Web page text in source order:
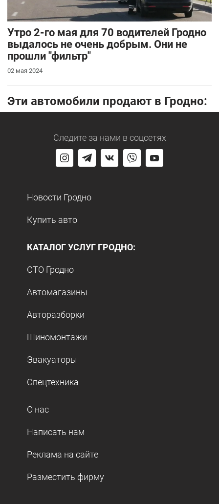
Утро 2-го мая для 70 водителей Гродно
выдалось не очень добрым. Они не
прошли "фильтр"
02 мая 2024
Эти автомобили продают в Гродно:
Следите за нами в соцсетях
Новости Гродно
Купить авто
КАТАЛОГ УСЛУГ ГРОДНО:
СТО Гродно
Автомагазины
Авторазборки
Шиномонтажи
Эвакуаторы
Спецтехника
О нас
Написать нам
Реклама на сайте
Разместить фирму